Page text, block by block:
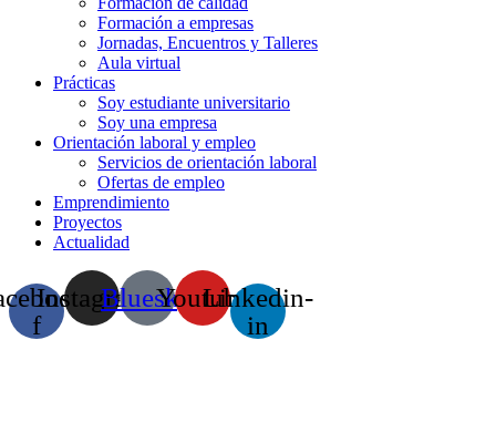
Formación a empresas
Jornadas, Encuentros y Talleres
Aula virtual
Prácticas
Soy estudiante universitario
Soy una empresa
Orientación laboral y empleo
Servicios de orientación laboral
Ofertas de empleo
Emprendimiento
Proyectos
Actualidad
f
InstagramBlueskyYoutubeLinkedin-
in